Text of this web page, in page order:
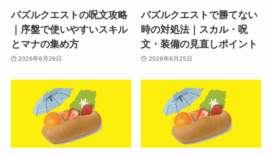
パズルクエストの呪文攻略
｜序盤で使いやすいスキル
とマナの集め方
2026年6月26日
パズルクエストで勝てない
時の対処法｜スカル・呪
文・装備の見直しポイント
2026年6月25日